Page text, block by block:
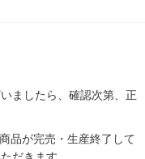
ましたら、確認次第、正
品が完売・生産終了して